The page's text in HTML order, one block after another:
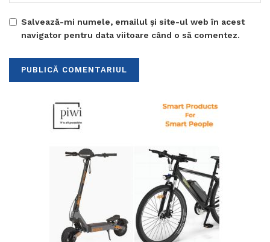
Salvează-mi numele, emailul și site-ul web în acest
navigator pentru data viitoare când o să comentez.